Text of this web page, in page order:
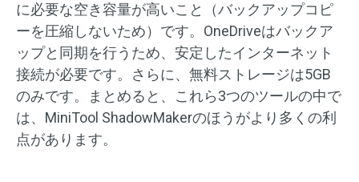
に必要な空き容量が高いこと（バックアップコピ
ーを圧縮しないため）です。OneDriveはバックア
ップと同期を行うため、安定したインターネット
接続が必要です。さらに、無料ストレージは5GB
のみです。まとめると、これら3つのツールの中で
は、MiniTool ShadowMakerのほうがより多くの利
点があります。